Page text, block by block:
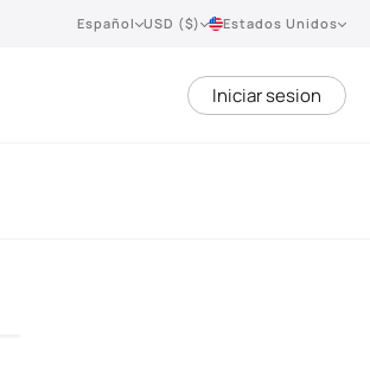
Español USD ($) Estados Unidos
Iniciar sesion